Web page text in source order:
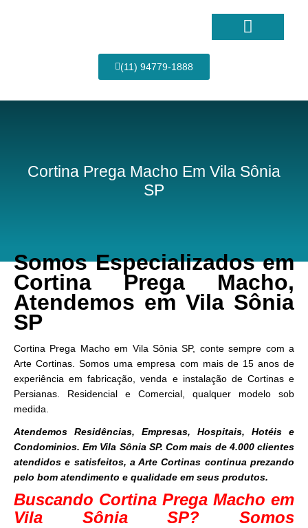
(11) 94779-1888
Cortina Prega Macho Em Vila Sônia
SP
Somos Especializados em
Cortina Prega Macho,
Atendemos em Vila Sônia
SP
Cortina Prega Macho em Vila Sônia SP, conte sempre com a
Arte Cortinas. Somos uma empresa com mais de 15 anos de
experiência em fabricação, venda e instalação de Cortinas e
Persianas. Residencial e Comercial, qualquer modelo sob
medida.
Atendemos Residências, Empresas, Hospitais, Hotéis e
Condominios. Em Vila Sônia SP. Com mais de 4.000 clientes
atendidos e satisfeitos, a Arte Cortinas continua prezando
pelo bom atendimento e qualidade em seus produtos.
Buscando Cortina Prega Macho em
Vila Sônia SP? Somos